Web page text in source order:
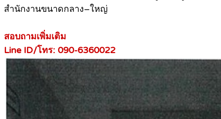
สำนักงานขนาดกลาง–ใหญ่
สอบถามเพิ่มเติม
Line ID/โทร: 090-6360022